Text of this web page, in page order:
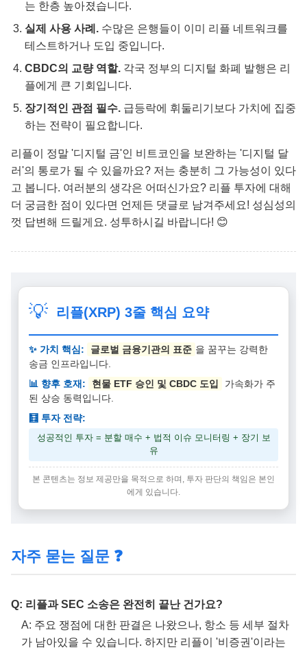
는 한층 높아졌습니다.
실제 사용 사례. 수많은 은행들이 이미 리플 네트워크를
테스트하거나 도입 중입니다.
CBDC의 교량 역할. 각국 정부의 디지털 화폐 발행은 리
플에게 큰 기회입니다.
장기적인 관점 필수. 급등락에 휘둘리기보다 가치에 집중
하는 전략이 필요합니다.
리플이 정말 '디지털 금'인 비트코인을 보완하는 '디지털 달
러'의 통로가 될 수 있을까요? 저는 충분히 그 가능성이 있다
고 봅니다. 여러분의 생각은 어떠신가요? 리플 투자에 대해
더 궁금한 점이 있다면 언제든 댓글로 남겨주세요! 성심성의
껏 답변해 드릴게요. 성투하시길 바랍니다! 😊
💡 리플(XRP) 3줄 핵심 요약
✨ 가치 핵심: 글로벌 금융기관의 표준 을 꿈꾸는 강력한
송금 인프라입니다.
📊 향후 호재:
현물 ETF 승인 및 CBDC 도입
가속화가 주
된 상승 동력입니다.
🧮 투자 전략:
성공적인 투자 = 분할 매수 + 법적 이슈 모니터링 + 장기 보
유
본 콘텐츠는 정보 제공만을 목적으로 하며, 투자 판단의 책임은 본인
에게 있습니다.
자주 묻는 질문 ❓
Q: 리플과 SEC 소송은 완전히 끝난 건가요?
A: 주요 쟁점에 대한 판결은 나왔으나, 항소 등 세부 절차
가 남아있을 수 있습니다. 하지만 리플이 '비증권'이라는